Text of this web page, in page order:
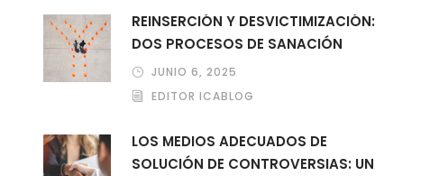
REINSERCIÓN Y DESVICTIMIZACIÓN:
DOS PROCESOS DE SANACIÓN
JUNIO 6, 2025
EDITOR ICABLOG
LOS MEDIOS ADECUADOS DE
SOLUCIÓN DE CONTROVERSIAS: UN